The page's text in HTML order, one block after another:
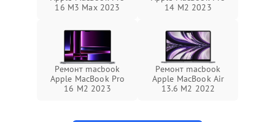
16 M3 Max 2023
14 M2 2023
Ремонт macbook
Apple MacBook Pro
16 M2 2023
Ремонт macbook
Apple MacBook Air
13.6 M2 2022